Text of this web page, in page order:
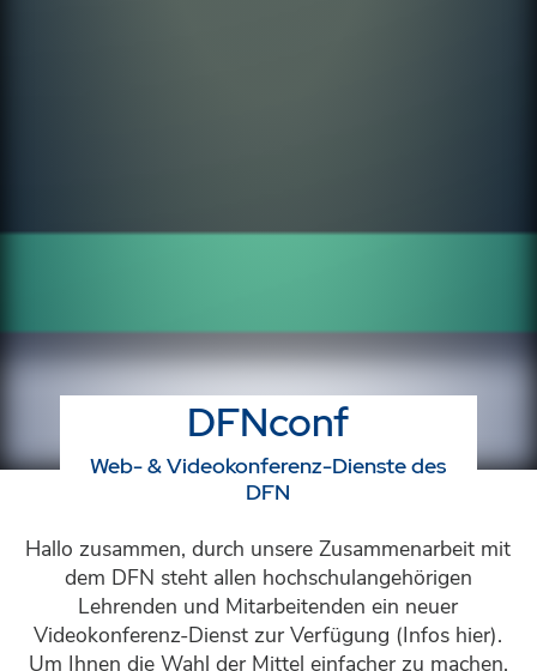
DFNconf
Web- & Videokonferenz-Dienste des
DFN
Hallo zusammen, durch unsere Zusammenarbeit mit
dem DFN steht allen hochschulangehörigen
Lehrenden und Mitarbeitenden ein neuer
Videokonferenz-Dienst zur Verfügung (Infos hier).
Um Ihnen die Wahl der Mittel einfacher zu machen,